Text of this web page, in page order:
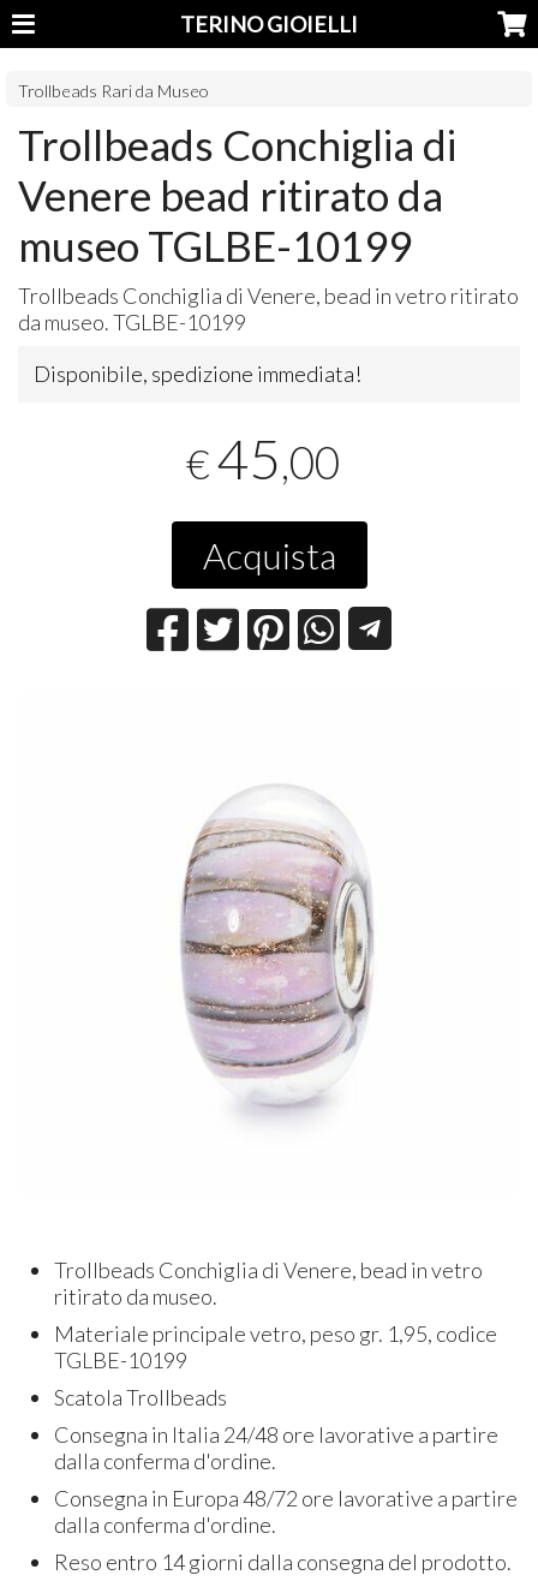
TERINO GIOIELLI
Trollbeads Rari da Museo
Trollbeads Conchiglia di
Venere bead ritirato da
museo TGLBE-10199
Trollbeads Conchiglia di Venere, bead in vetro ritirato
da museo.TGLBE-10199
Disponibile, spedizione immediata!
€45,00
Acquista
Trollbeads Conchiglia di Venere, bead in vetro
ritirato da museo.
Materiale principale vetro, peso gr. 1,95, codice
TGLBE-10199
Scatola Trollbeads
Consegna in Italia 24/48 ore lavorative a partire
dalla conferma d'ordine.
Consegna in Europa 48/72 ore lavorative a partire
dalla conferma d'ordine.
Reso entro 14 giorni dalla consegna del prodotto.